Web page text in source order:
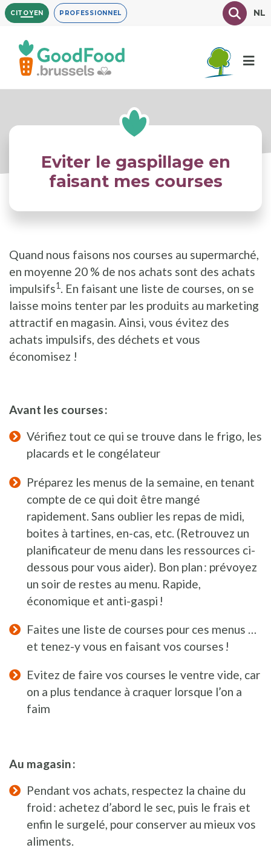
Aller
au
contenu
principal
CITOYEN PROFESSIONNEL TexteNL
Eviter le gaspillage en
faisant mes courses
Quand nous faisons nos courses au supermarché,
en moyenne 20 % de nos achats sont des achats
impulsifs1 . En faisant une liste de courses, on se
laisse moins tenter par les produits au marketing
attractif en magasin. Ainsi, vous évitez des
achats impulsifs, des déchets et vous
économisez !
Avant les courses :
Vérifiez tout ce qui se trouve dans le frigo, les
placards et le congélateur
Préparez les menus de la semaine, en tenant
compte de ce qui doit être mangé
rapidement. Sans oublier les repas de midi,
boites à tartines, en-cas, etc. (Retrouvez un
planificateur de menu dans les ressources ci-
dessous pour vous aider). Bon plan : prévoyez
un soir de restes au menu. Rapide,
économique et anti-gaspi !
Faites une liste de courses pour ces menus …
et tenez-y vous en faisant vos courses !
Evitez de faire vos courses le ventre vide, car
on a plus tendance à craquer lorsque l’on a
faim
Au magasin :
Pendant vos achats, respectez la chaine du
froid : achetez d’abord le sec, puis le frais et
enfin le surgelé, pour conserver au mieux vos
aliments.